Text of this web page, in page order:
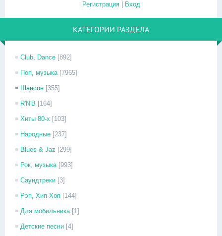
Регистрация| Вход
КАТЕГОРИИ РАЗДЕЛА
Club, Dance [892]
Поп, музыка [7965]
Шансон [355]
R'N'B [164]
Хиты 80-х [103]
Народные [237]
Blues & Jaz [299]
Рок, музыка [993]
Саундтреки [3]
Рэп, Хип-Хоп [144]
Для мобильника [1]
Детские песни [4]